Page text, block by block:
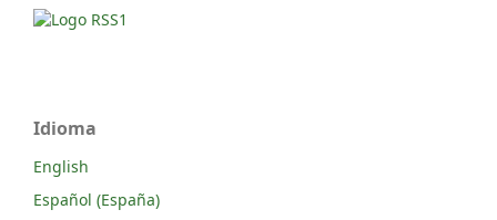
Idioma
English
Español (España)